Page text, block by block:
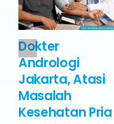
Dokter
Andrologi
Jakarta, Atasi
Masalah
Kesehatan Pria